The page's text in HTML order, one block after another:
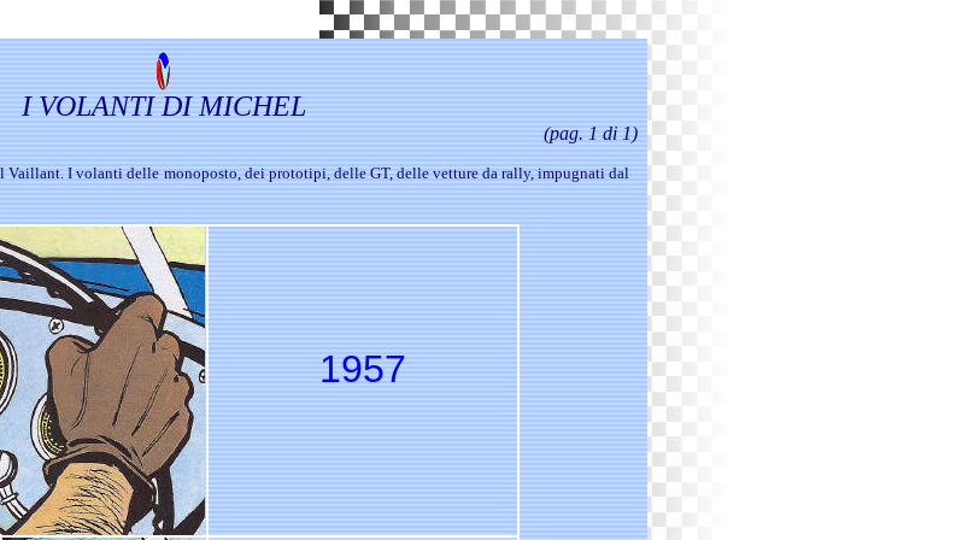
I VOLANTI DI MICHEL
(pag. 1 di 1)
Vaillant. I volanti delle monoposto, dei prototipi, delle GT, delle vetture da rally, impugnati dal
1957